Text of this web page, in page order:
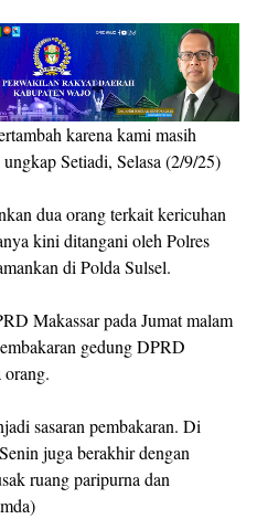
karena kami masih
Setiadi, Selasa (2/9/25)
dua orang terkait kericuhan
kini ditangani oleh Polres
di Polda Sulsel.
Makassar pada Jumat malam
gedung DPRD
orang.
sasaran pembakaran. Di
juga berakhir dengan
ruang paripurna dan